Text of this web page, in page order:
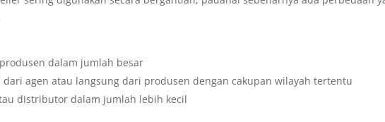
dalam jumlah besar
agen atau langsung dari produsen dengan cakupan wilayah tertentu
distributor dalam jumlah lebih kecil